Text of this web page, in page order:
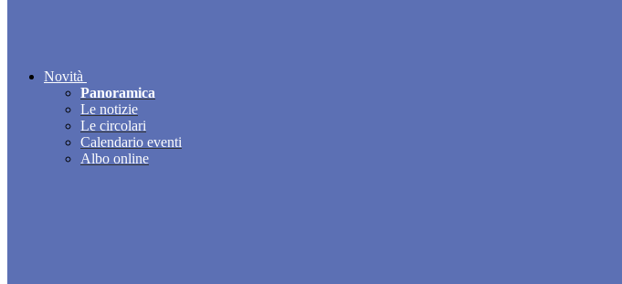
Novità
Panoramica
Le notizie
Le circolari
Calendario eventi
Albo online